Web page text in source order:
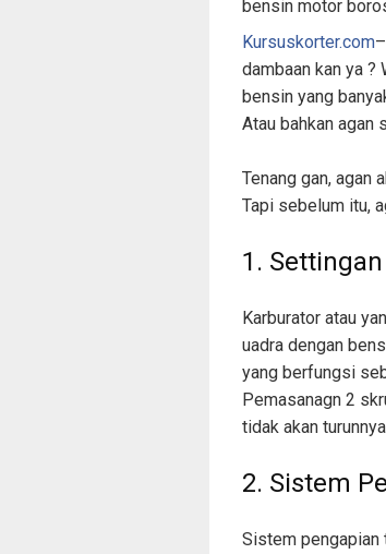
bensin motor
Kursuskorter.com
dambaan kan ya
bensin yang
Atau bahkan agan
Tenang gan, agan
Tapi sebelum itu,
1.
Karburator atau
uadra dengan
yang berfungsi
Pemasanagn 2
tidak akan
2. Sistem
Sistem pengapian